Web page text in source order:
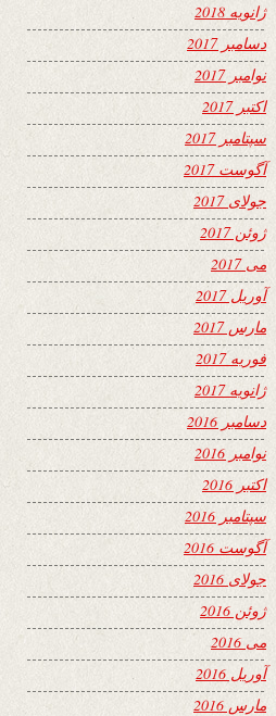
ژانویه 2018
دسامبر 2017
نوامبر 2017
اکتبر 2017
سپتامبر 2017
آگوست 2017
جولای 2017
ژوئن 2017
می 2017
آوریل 2017
مارس 2017
فوریه 2017
ژانویه 2017
دسامبر 2016
نوامبر 2016
اکتبر 2016
سپتامبر 2016
آگوست 2016
جولای 2016
ژوئن 2016
می 2016
آوریل 2016
مارس 2016